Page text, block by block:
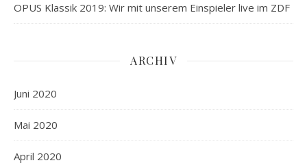
OPUS Klassik 2019: Wir mit unserem Einspieler live im ZDF
ARCHIV
Juni 2020
Mai 2020
April 2020